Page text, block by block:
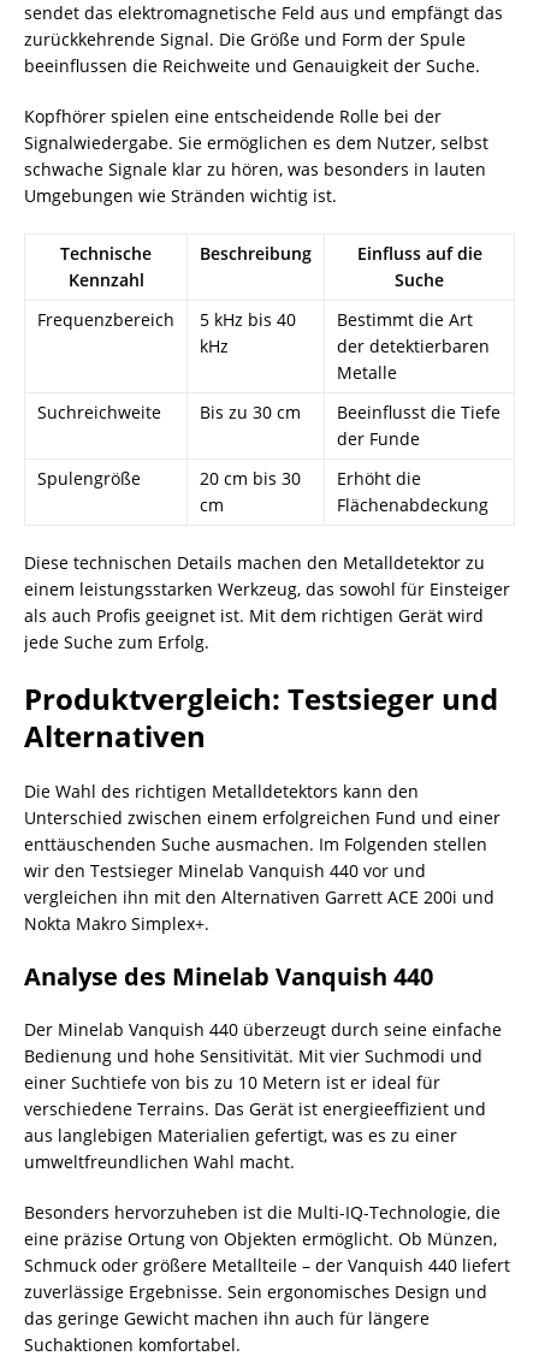
sendet das elektromagnetische Feld aus und empfängt das
zurückkehrende Signal. Die Größe und Form der Spule
beeinflussen die Reichweite und Genauigkeit der Suche.
Kopfhörer spielen eine entscheidende Rolle bei der
Signalwiedergabe. Sie ermöglichen es dem Nutzer, selbst
schwache Signale klar zu hören, was besonders in lauten
Umgebungen wie Stränden wichtig ist.
Technische
Kennzahl
Beschreibung
Einfluss auf die
Suche
Frequenzbereich
5 kHz bis 40
kHz
Bestimmt die Art
der detektierbaren
Metalle
Suchreichweite
Bis zu 30 cm
Beeinflusst die Tiefe
der Funde
Spulengröße
20 cm bis 30
cm
Erhöht die
Flächenabdeckung
Diese technischen Details machen den Metalldetektor zu
einem leistungsstarken Werkzeug, das sowohl für Einsteiger
als auch Profis geeignet ist. Mit dem richtigen Gerät wird
jede Suche zum Erfolg.
Produktvergleich: Testsieger und
Alternativen
Die Wahl des richtigen Metalldetektors kann den
Unterschied zwischen einem erfolgreichen Fund und einer
enttäuschenden Suche ausmachen. Im Folgenden stellen
wir den Testsieger Minelab Vanquish 440 vor und
vergleichen ihn mit den Alternativen Garrett ACE 200i und
Nokta Makro Simplex+.
Analyse des Minelab Vanquish 440
Der Minelab Vanquish 440 überzeugt durch seine einfache
Bedienung und hohe Sensitivität. Mit vier Suchmodi und
einer Suchtiefe von bis zu 10 Metern ist er ideal für
verschiedene Terrains. Das Gerät ist energieeffizient und
aus langlebigen Materialien gefertigt, was es zu einer
umweltfreundlichen Wahl macht.
Besonders hervorzuheben ist die Multi-IQ-Technologie, die
eine präzise Ortung von Objekten ermöglicht. Ob Münzen,
Schmuck oder größere Metallteile – der Vanquish 440 liefert
zuverlässige Ergebnisse. Sein ergonomisches Design und
das geringe Gewicht machen ihn auch für längere
Suchaktionen komfortabel.